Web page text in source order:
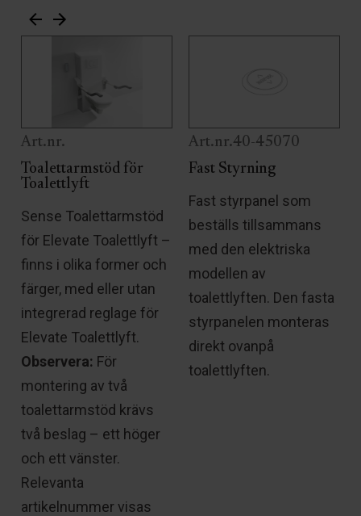
Art.nr.
Toalettarmstöd för
Toalettlyft
Sense Toalettarmstöd
för Elevate Toalettlyft –
finns i olika former och
färger, med eller utan
integrerad reglage för
Elevate Toalettlyft.
Observera: För
montering av två
toalettarmstöd krävs
två beslag – ett höger
och ett vänster.
Relevanta
artikelnummer visas
Art.nr.40-45070
Fast Styrning
Fast styrpanel som
beställs tillsammans
med den elektriska
modellen av
toalettlyften. Den fasta
styrpanelen monteras
direkt ovanpå
toalettlyften.